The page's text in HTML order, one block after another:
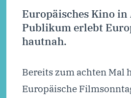
Europäisches Kino in
Publikum erlebt
hautnah.
Bereits zum achten Mal
Europäische